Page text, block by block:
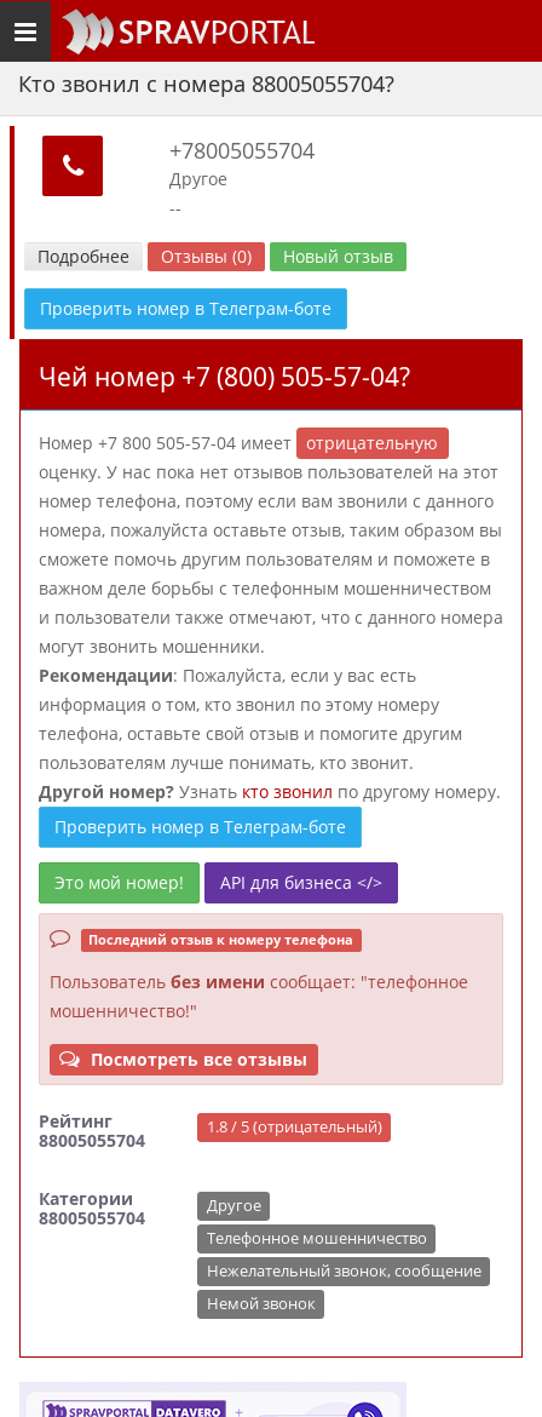
Toggle
navigation
Кто звонил с номера 88005055704?
+78005055704
Другое
--
Подробнее Отзывы (0) Новый отзыв
Проверить номер в Телеграм-боте
Чей номер +7 (800) 505-57-04?
Номер +7 800 505-57-04 имеет
отрицательную
оценку. У нас пока нет отзывов пользователей на этот
номер телефона, поэтому если вам звонили с данного
номера, пожалуйста оставьте отзыв, таким образом вы
сможете помочь другим пользователям и поможете в
важном деле борьбы с телефонным мошенничеством
и пользователи также отмечают, что с данного номера
могут звонить мошенники.
Рекомендации: Пожалуйста, если у вас есть
информация о том, кто звонил по этому номеру
телефона, оставьте свой отзыв и помогите другим
пользователям лучше понимать, кто звонит.
Другой номер? Узнать кто звонил по другому номеру.
Проверить номер в Телеграм-боте
Это мой номер! API для бизнеса </>
Последний отзыв к номеру телефона
Пользователь без имени сообщает: "телефонное
мошенничество!"
Посмотреть все отзывы
Рейтинг
88005055704
1.8 / 5 (отрицательный)
Категории
88005055704
Другое
Телефонное мошенничество
Нежелательный звонок, сообщение
Немой звонок